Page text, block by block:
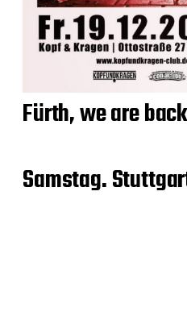
Fürth, we are
Samstag.